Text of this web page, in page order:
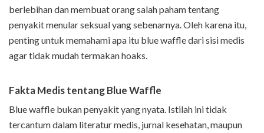
berlebihan dan membuat orang salah paham tentang
penyakit menular seksual yang sebenarnya. Oleh karena itu,
penting untuk memahami apa itu blue waffle dari sisi medis
agar tidak mudah termakan hoaks.
Fakta Medis tentang Blue Waffle
Blue waffle bukan penyakit yang nyata. Istilah ini tidak
tercantum dalam literatur medis, jurnal kesehatan, maupun